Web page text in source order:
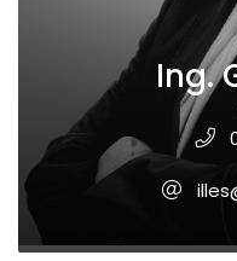
Ing.